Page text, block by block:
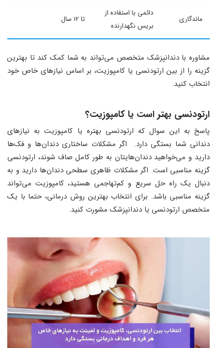
ماندگاری
دائمی با استفاده از
بریس نگهدارنده
تا 12 سال
مشاوره با دندانپزشک متخصص می‌تواند به شما کمک کند تا بهترین
گزینه را از بین ارتودنسی یا کامپوزیت، بر اساس نیازهای خاص خود
انتخاب کنید.
ارتودنسی بهتر است یا کامپوزیت؟
پاسخ به این سوال که ارتودنسی بهتره یا کامپوزیت به نیازهای
دندانی شما بستگی دارد. اگر مشکلات ساختاری دندان‌ها و فک‌ها
دارید و می‌خواهید دندان‌هایتان به طور کامل صاف شوند، ارتودنسی
گزینه مناسبی است. اگر مشکلات ظاهری سطحی دندان‌ها دارید و به
دنبال یک راه حل سریع و کم‌تهاجمی هستید، کامپوزیت می‌تواند
گزینه مناسبی باشد. برای انتخاب بهترین روش درمانی، حتما با یک
متخصص ارتودنسی یا دندانپزشک مشورت کنید.